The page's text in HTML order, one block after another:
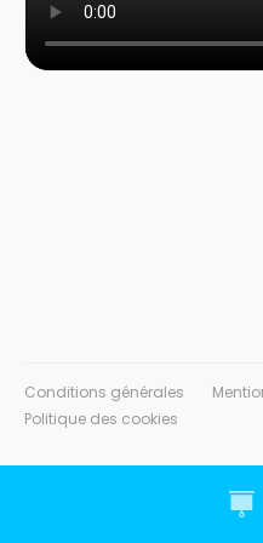
Conditions générales
Politique des cookies